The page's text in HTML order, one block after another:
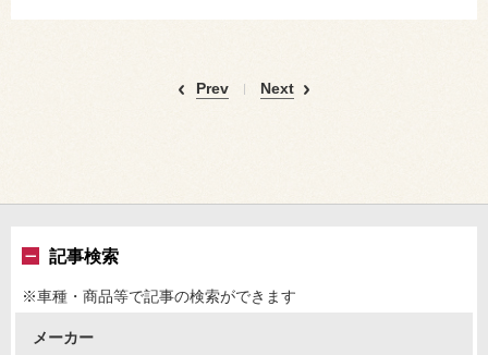
Prev Next
記事検索
※車種・商品等で記事の検索ができます
メーカー